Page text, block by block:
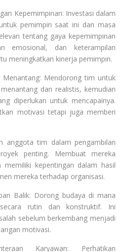
Kepemimpinan: Investasi dalam
pemimpin saat ini dan masa
tentang gaya kepemimpinan
emosional, dan keterampilan
meningkatkan kinerja pemimpin.
Menantang: Mendorong tim untuk
dan realistis, kemudian
diperlukan untuk mencapainya.
motivasi tetapi juga memberi
anggota tim dalam pengambilan
penting. Membuat mereka
memiliki kepentingan dalam hasil
mereka terhadap organisasi.
Balik: Dorong budaya di mana
rutin dan konstruktif. Ini
sebelum berkembang menjadi
motivasi.
Karyawan: Perhatikan